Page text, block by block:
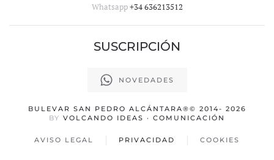
Whatsapp+34 636213512
SUSCRIPCIÓN
NOVEDADES
BULEVAR SAN PEDRO ALCÁNTARA®© 2014- 2026
BY VOLCANDO IDEAS · COMUNICACIÓN
AVISO LEGAL PRIVACIDAD COOKIES